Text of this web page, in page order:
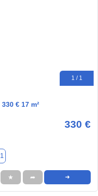
1 / 1
€ 17 m²
330 €
★ ➦ ➜